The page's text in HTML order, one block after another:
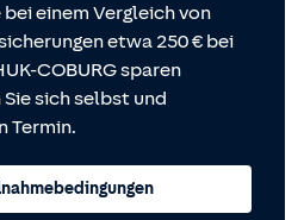
einem Vergleich von
etwa 250 € bei
COBURG sparen
sich selbst und
Termin.